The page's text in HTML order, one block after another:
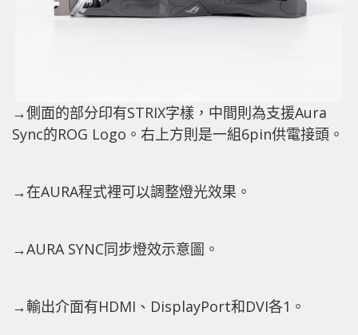
→側面的部分印有STRIX字樣，中間則為支援Aura
Sync的ROG Logo。右上方則是一組6pin供電接頭。
→在AURA程式裡可以調整燈光效果。
→AURA SYNC同步燈效示意圖。
→輸出介面有HDMI、DisplayPort和DVI各1。